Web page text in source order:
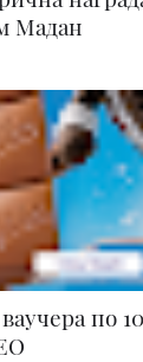
Мадан
по